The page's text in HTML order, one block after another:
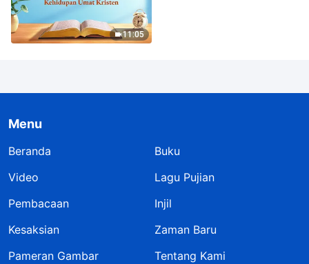
11:05
Menu
Beranda
Buku
Video
Lagu Pujian
Pembacaan
Injil
Kesaksian
Zaman Baru
Pameran Gambar
Tentang Kami